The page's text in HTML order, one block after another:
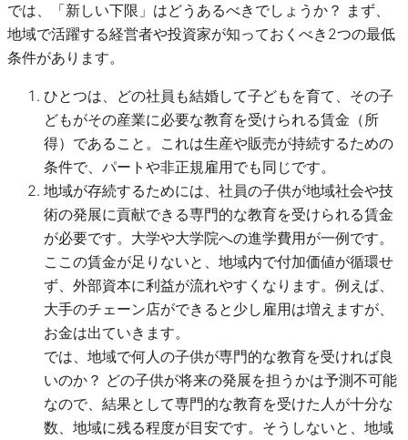
では、「新しい下限」はどうあるべきでしょうか？ まず、
地域で活躍する経営者や投資家が知っておくべき2つの最低
条件があります。
ひとつは、どの社員も結婚して子どもを育て、その子
どもがその産業に必要な教育を受けられる賃金（所
得）であること。これは生産や販売が持続するための
条件で、パートや非正規雇用でも同じです。
地域が存続するためには、社員の子供が地域社会や技
術の発展に貢献できる専門的な教育を受けられる賃金
が必要です。大学や大学院への進学費用が一例です。
ここの賃金が足りないと、地域内で付加価値が循環せ
ず、外部資本に利益が流れやすくなります。例えば、
大手のチェーン店ができると少し雇用は増えますが、
お金は出ていきます。
では、地域で何人の子供が専門的な教育を受ければ良
いのか？ どの子供が将来の発展を担うかは予測不可能
なので、結果として専門的な教育を受けた人が十分な
数、地域に残る程度が目安です。そうしないと、地域